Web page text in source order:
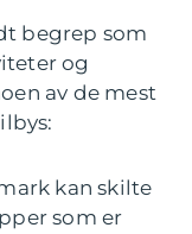
begrep som
og
av de mest
kan skilte
som er